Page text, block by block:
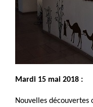
Mardi 15 mai 2018 :
Nouvelles